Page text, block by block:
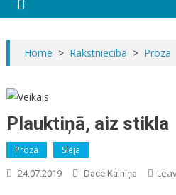
Home > Rakstniecība > Proza
Plauktiņā, aiz stikla
Proza Sleja
24.07.2019 Dace Kalniņa